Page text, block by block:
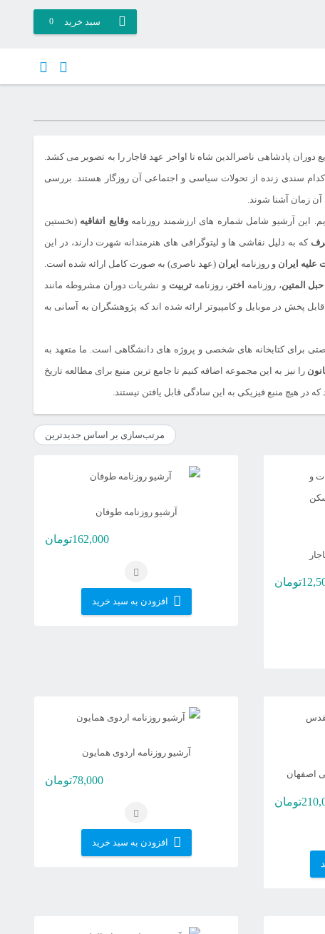
سبد خرید 0
پادشاهی ناصرالدین شاه تا اواخر عهد قاجار را به تصویر می کشد.
سندی زنده از تحولات سیاسی و اجتماعی آن روزگار هستند. بررسی
آن زمان آشنا شوند.
این آرشیو شامل شماره های ارزشمند روزنامهوقایع اتفاقیه (نخستین
که به دلیل نقاشی ها و لیتوگرافی های هنرمندانه شهرت دارند، در این
علیه ایران و روزنامه ایران (عهد ناصری) به صورت کامل ارائه شده است.
حبل المتین، روزنامه اختر ، روزنامهتربیت و نشریات دوران مشروطه مانند
پخش در موبایل و کامپیوتر ارائه شده اند که پژوهشگران به آسانی به
برای کتابخانه های شخصی و پروژه های دانشگاهی است. ما متعهد به
را نیز به این مجموعه اضافه کنیم تا جامع ترین منبع برای مطالعه تاریخ
در هیچ منبع فیزیکی به این سادگی قابل یافتن نیستند.
تومان
مختلفی
است
آرشیو روزنامه طوفان
162,000تومان
افزودن به سبد خرید
اصفهان
تومان
آرشیو روزنامه اردوی همایون
78,000تومان
افزودن به سبد خرید